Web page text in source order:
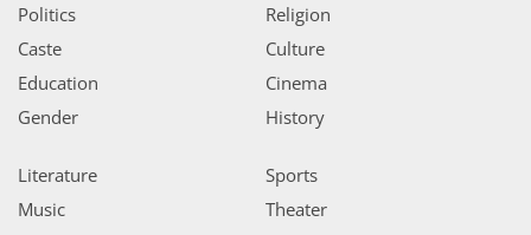
Politics
Caste
Education
Gender
Religion
Culture
Cinema
History
Literature
Music
Sports
Theater